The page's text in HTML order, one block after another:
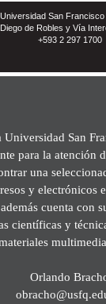
Universidad San Francisco
Diego de Robles y Vía
+593 2 297 1700
San
para la atención
una
y electrónicos
cuenta con
científicas y
Orlando